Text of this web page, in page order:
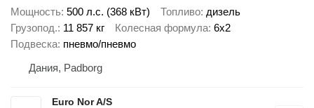
Мощность 500 л.с. (368 кВт) Топливо дизель
Грузопод. 11 857 кг Колесная формула 6x2
Подвеска пневмо/пневмо
Дания, Padborg
Euro Nor A/S